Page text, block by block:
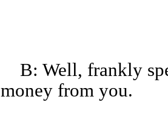
B: Well, frankly
money from you.